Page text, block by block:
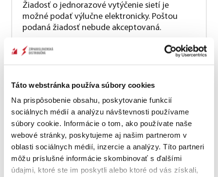
Táto webstránka používa súbory cookies
Na prispôsobenie obsahu, poskytovanie funkcií
sociálnych médií a analýzu návštevnosti používame
súbory cookie. Informácie o tom, ako používate naše
webové stránky, poskytujeme aj našim partnerom v
oblasti sociálnych médií, inzercie a analýzy. Títo partneri
môžu príslušné informácie skombinovať s ďalšími
údajmi, ktoré ste im poskytli alebo ktoré od vás získali,
Žiadosť o jednorazové vytýčenie sietí je
možné podať výlučne elektronicky. Poštou
podaná žiadosť nebude akceptovaná.
K žiadosti pripojte aj povinnú prílohu -zákres
sietí predmetnej lokality (ktorý môžete stiahnuť
naGeoportáli ) vrátane parcelných čísel, prípadne
potvrdenie o existencii sietí vydané našou
spoločnosťou (nie staršie ako 3 mesiace ).
Žiadosť považujeme za záväznú objednávku služby.